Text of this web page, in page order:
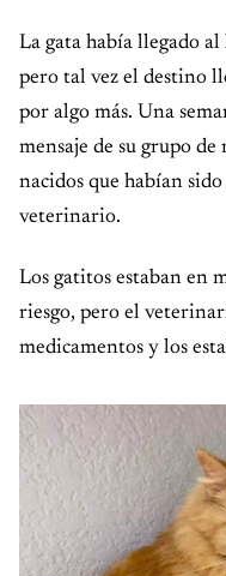
La gata había llegado
pero tal vez el destino
por algo más. Una
mensaje de su grupo
nacidos que habían
veterinario.
Los gatitos estaban en
riesgo, pero el
medicamentos y los